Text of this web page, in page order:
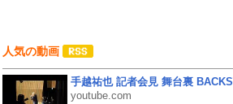
人気の動画
手越祐也 記者会見 舞台裏
youtube.com